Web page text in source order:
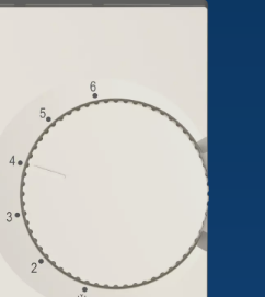
movimento
DALI-2